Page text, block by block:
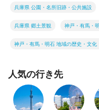
兵庫県 公園・名所旧跡・公共施設
兵庫県 郷土景観 神戸・有馬・
神戸・有馬・明石 地域の歴史・文化
人気の行き先